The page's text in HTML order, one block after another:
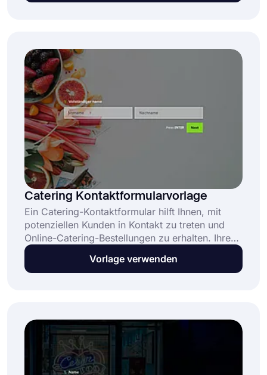
Catering Kontaktformularvorlage
Ein Catering-Kontaktformular hilft Ihnen, mit
potenziellen Kunden in Kontakt zu treten und
Online-Catering-Bestellungen zu erhalten. Ihre
potenziellen Kunden geben einige Details wie
Veranstaltungsdatum und Veranstaltungsort ein
kontaktieren und sie über Ihre Bedingungen
informieren.
Vorlage verwenden